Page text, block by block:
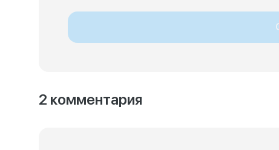
2 комментария